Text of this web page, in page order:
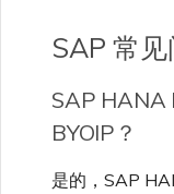
SAP 常见
SAP HANA
BYOIP？
是的，SAP